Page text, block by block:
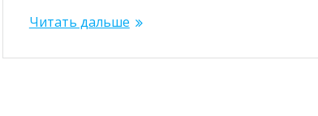
Читать дальше